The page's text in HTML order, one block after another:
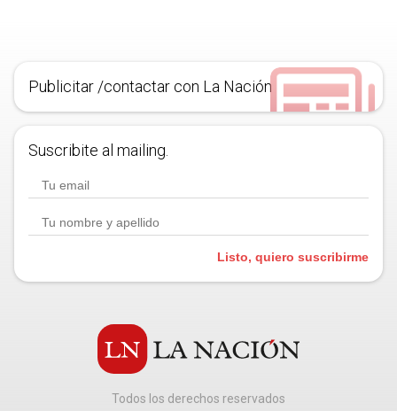
Publicitar /contactar con La Nación
Suscribite al mailing.
Listo, quiero suscribirme
Todos los derechos reservados